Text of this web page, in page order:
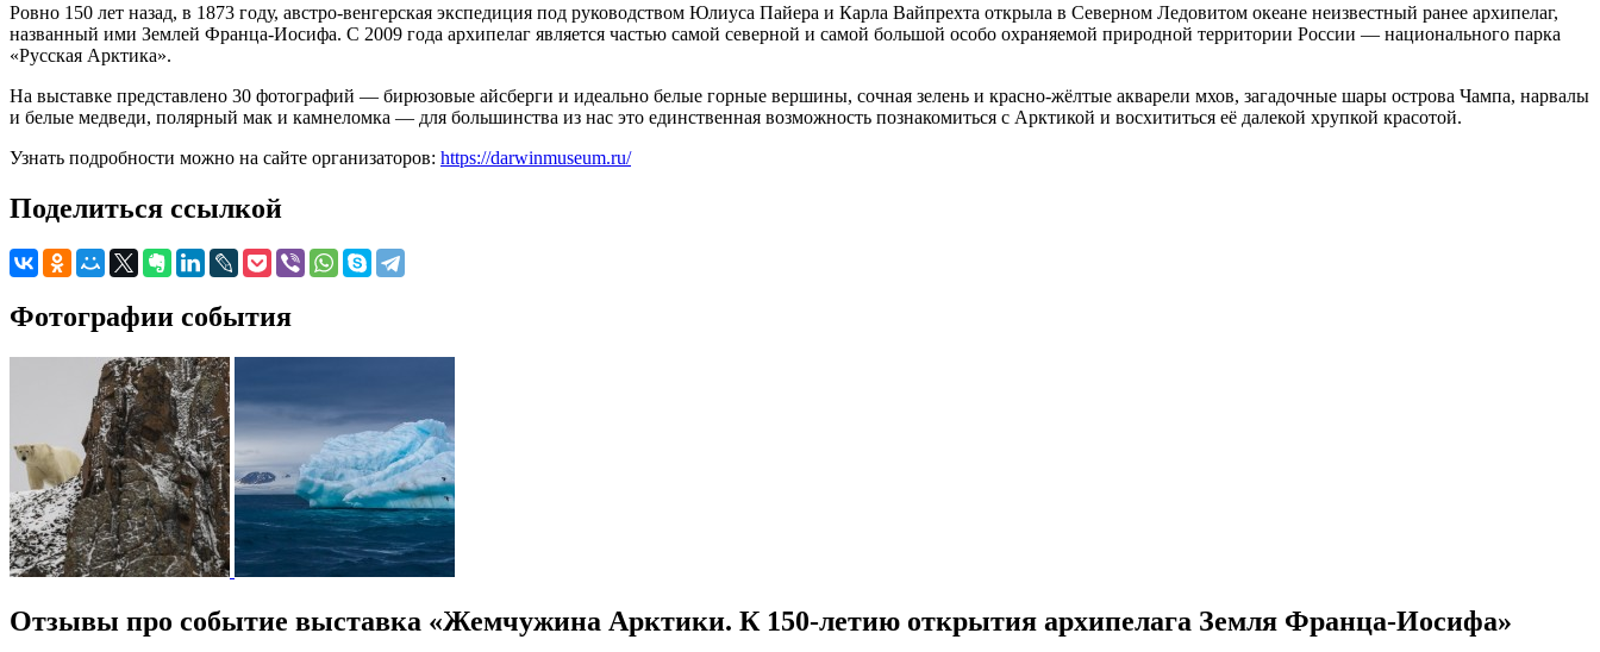
Ровно 150 лет назад, в 1873 году, австро-венгерская экспедиция под руководством Юлиуса Пайера и Карла Вайпрехта открыла в Северном Ледовитом океане неизвестный ранее архипелаг,
названный ими Землей Франца-Иосифа. С 2009 года архипелаг является частью самой северной и самой большой особо охраняемой природной территории России — национального парка
«Русская Арктика».
На выставке представлено 30 фотографий — бирюзовые айсберги и идеально белые горные вершины, сочная зелень и красно-жёлтые акварели мхов, загадочные шары острова Чампа, нарвалы
и белые медведи, полярный мак и камнеломка — для большинства из нас это единственная возможность познакомиться с Арктикой и восхититься её далекой хрупкой красотой.
Узнать подробности можно на сайте организаторов: https://darwinmuseum.ru/
Поделиться ссылкой
Фотографии события
Отзывы про событие выставка «Жемчужина Арктики. К 150-летию открытия архипелага Земля Франца-Иосифа»